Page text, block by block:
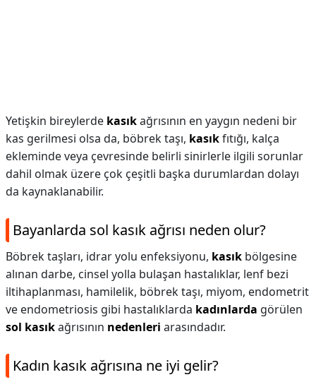
Yetişkin bireylerde kasıkağrısının en yaygın nedeni bir
kas gerilmesi olsa da, böbrek taşı, kasıkfıtığı, kalça
ekleminde veya çevresinde belirli sinirlerle ilgili sorunlar
dahil olmak üzere çok çeşitli başka durumlardan dolayı
da kaynaklanabilir.
Bayanlarda sol kasık ağrısı neden olur?
Böbrek taşları, idrar yolu enfeksiyonu, kasık bölgesine
alınan darbe, cinsel yolla bulaşan hastalıklar, lenf bezi
iltihaplanması, hamilelik, böbrek taşı, miyom, endometrit
ve endometriosis gibi hastalıklarda kadınlarda görülen
sol kasıkağrısının nedenleri arasındadır.
Kadın kasık ağrısına ne iyi gelir?